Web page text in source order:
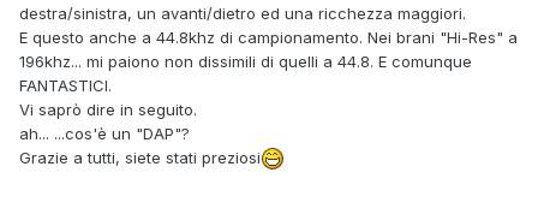
destra/sinistra, un avanti/dietro ed una ricchezza maggiori.
E questo anche a 44.8khz di campionamento. Nei brani "Hi-Res" a
196khz... mi paiono non dissimili di quelli a 44.8. E comunque
FANTASTICI.
Vi saprò dire in seguito.
ah... ...cos'è un "DAP"?
Grazie a tutti, siete stati preziosi